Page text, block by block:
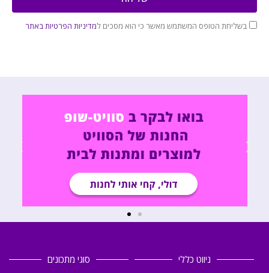
בשליחת הטופס המשתמש מאשר כי הוא מסכים למדיניות הפרטיות באתר
ניווט כללי סוגי מתכונים